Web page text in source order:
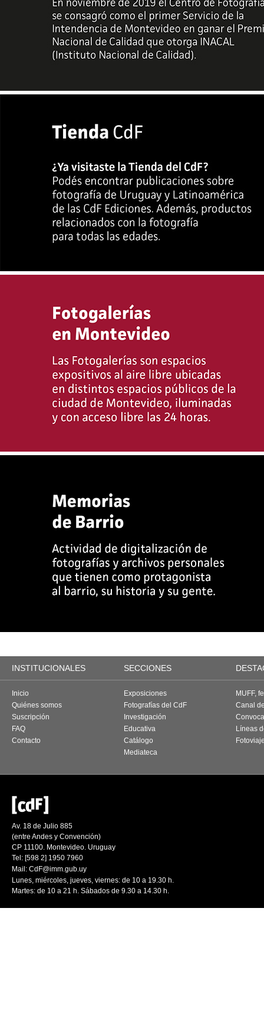
INSTITUCIONALES SECCIONES
Inicio
Quiénes somos
Suscripción
FAQ
Contacto
Exposiciones
Fotografías del CdF
Investigación
Educativa
Catálogo
Mediateca
MUFF,
Canal
Líneas
Av. 18 de Julio 885
(entre Andes y Convención)
CP 11100. Montevideo. Uruguay
Tel: [598 2] 1950 7960
Mail: CdF@imm.gub.uy
Lunes, miércoles, jueves, viernes: de 10 a 19.30 h.
Martes: de 10 a 21 h. Sábados de 9.30 a 14.30 h.